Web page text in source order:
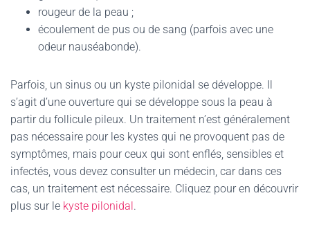
rougeur de la peau ;
écoulement de pus ou de sang (parfois avec une
odeur nauséabonde).
Parfois, un sinus ou un kyste pilonidal se développe. Il
s’agit d’une ouverture qui se développe sous la peau à
partir du follicule pileux. Un traitement n’est généralement
pas nécessaire pour les kystes qui ne provoquent pas de
symptômes, mais pour ceux qui sont enflés, sensibles et
infectés, vous devez consulter un médecin, car dans ces
cas, un traitement est nécessaire. Cliquez pour en découvrir
plus sur le kyste pilonidal.